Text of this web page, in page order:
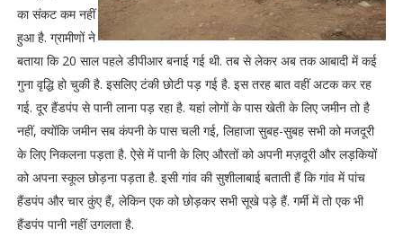
का संकट कम नहीं
हुआ है. ग्रामीणों ने
बताया कि 20 साल पहले डीपीआर बनाई गई थी. तब से लेकर अब तक आबादी में कई
गुना वृद्धि हो चुकी है. इसलिए टंकी छोटी पड़ गई है. इस तरह बात वहीं अटक कर रह
गई. दूर हैंडपंप से पानी लाना पड़ रहा है. यहां लोगों के पास खेती के लिए जमीन तो है
नहीं, क्योंकि जमीन सब कंपनी के पास चली गई, लिहाजा सुबह-सुबह सभी को मजदूरी
के लिए निकलना पड़ता है. ऐसे में पानी के लिए औरतों को अपनी मज़दूरी और लड़कियों
को अपना स्कूल छोड़ना पड़ता है. इसी गांव की सुशीलाबाई बताती हैं कि गांव में पांच
हैंडपंप और चार कुंए हैं, लेकिन एक को छोड़कर सभी सूखे पड़े हैं. गर्मी में तो एक भी
हैंडपंप पानी नहीं उगलता है.